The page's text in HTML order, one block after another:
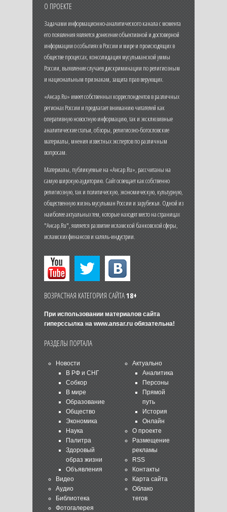
О ПРОЕКТЕ
Задачами информационно-аналитического канала с момента
его появления является донесение объективной и достоверной
информации о событиях в России и мире и происходящих в
обществе процессах, консолидация мусульманской уммы
России, выявление случаев дискриминации по религиозным
и национальным признакам, защита прав верующих.
«Ансар.Ru» имеет собственных корреспондентов в различных
регионах России и предлагает вниманию читателей как
оперативную новостную информацию, так и эксклюзивные
аналитические статьи, обзоры, религиозно-богословские
материалы, мнения известных экспертов по различным
вопросам.
Материалы, публикуемые на «Ансар.Ru», рассчитаны на
самую широкую аудиторию. Сайт освещает как собственно
религиозную, так и политическую, экономическую, культурную,
общественную жизнь мусульман России и зарубежья. Одной из
наиболее актуальных тем, которые находят место на страницах
"Ансар.Ru", является развитие исламской банковской сферы,
исламских финансов и халяль-индустрии.
ВОЗРАСТНАЯ КАТЕГОРИЯ САЙТА18+
При использовании материалов сайта
гиперссылка на www.ansar.ruобязательна!
РАЗДЕЛЫ ПОРТАЛА
Новости
В РФ и СНГ
Собкор
В мире
Образование
Общество
Экономика
Наука
Палитра
Здоровый
образ жизни
Объявления
Видео
Аудио
Библиотека
Фотогалерея
Актуально
Аналитика
Персоны
Прямой
путь
История
Онлайн
О проекте
Размещение
рекламы
RSS
Контакты
Карта сайта
Облако
тегов